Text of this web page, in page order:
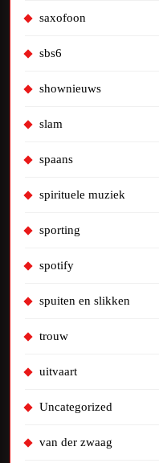
saxofoon
sbs6
shownieuws
slam
spaans
spirituele muziek
sporting
spotify
spuiten en slikken
trouw
uitvaart
Uncategorized
van der zwaag